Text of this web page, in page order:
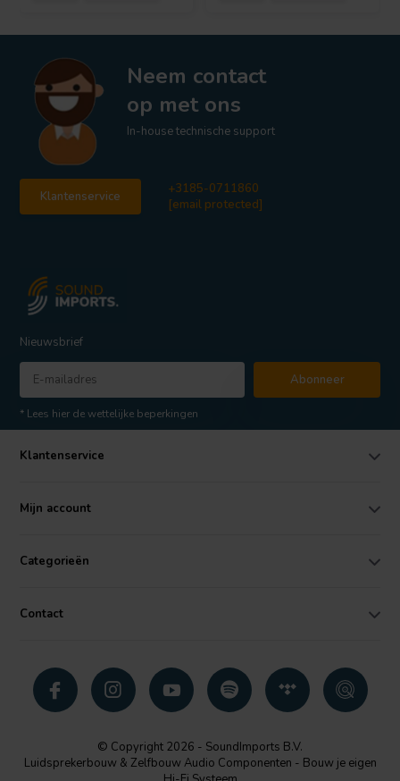
Neem contact
op met ons
In-house technische support
Klantenservice
+3185-0711860
[email protected]
Nieuwsbrief
Abonneer
* Lees hier de wettelijke beperkingen
Klantenservice
Mijn account
Categorieën
Contact
© Copyright 2026 - SoundImports B.V.
Luidsprekerbouw & Zelfbouw Audio Componenten - Bouw je eigen